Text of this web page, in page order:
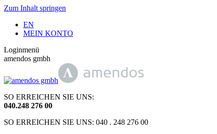
Zum Inhalt springen
EN
MEIN KONTO
Loginmenü
amendos gmbh
SO ERREICHEN SIE UNS:
040.248 276 00
SO ERREICHEN SIE UNS: 040 . 248 276 00